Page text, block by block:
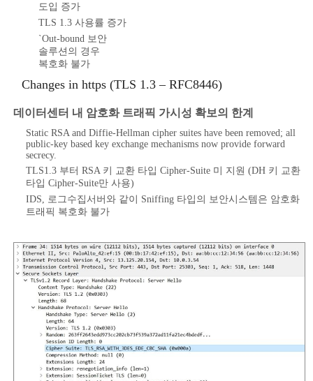
도입 증가
TLS 1.3 사용률 증가
`Out-bound 보안
솔루션의 경우
복호화 불가
Changes in https (TLS 1.3 – RFC8446)
데이터센터 내 암호화 트래픽 가시성 확보의 한계
Static RSA and Diffie-Hellman cipher suites have been removed; all
public-key based key exchange mechanisms now provide forward
secrecy.
TLS1.3 부터 RSA 키 교환 타입 Cipher-Suite 미 지원 (DH 키 교환
타입 Cipher-Suite만 사용)
IDS, 로그수집서버와 같이 Sniffing 타입의 보안시스템은 암호화
트래픽 복호화 불가